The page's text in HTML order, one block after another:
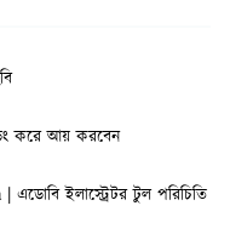
করে আয় করবেন
ইলাস্ট্রেটর টুল পরিচিতি